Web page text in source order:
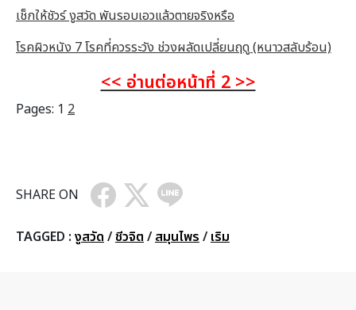
เช็กให้ชัวร์ งูสวัด พันรอบเอวแล้วตายจริงหรือ
โรคผิวหนัง 7 โรคที่ควรระวัง ช่วงผลัดเปลี่ยนฤดู (หนาวสลับร้อน)
<< อ่านต่อหน้าที่ 2 >>
Pages: 1 2
SHARE ON
TAGGED : งูสวัด /ชีวจิต / สมุนไพร / เริม